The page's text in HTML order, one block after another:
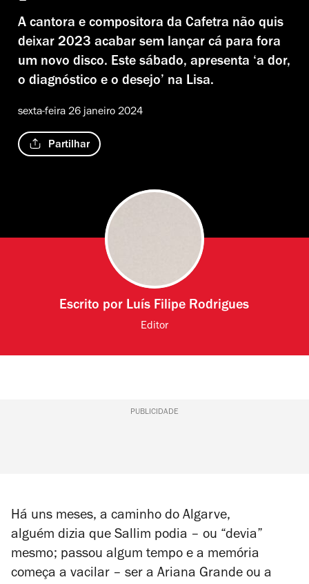
A cantora e compositora da Cafetra não quis
deixar 2023 acabar sem lançar cá para fora
um novo disco. Este sábado, apresenta ‘a dor,
o diagnóstico e o desejo’ na Lisa.
sexta-feira 26 janeiro 2024
Partilhar
Escrito por Luís Filipe Rodrigues
Editor
PUBLICIDADE
Há uns meses, a caminho do Algarve,
alguém dizia que Sallim podia – ou “devia”
mesmo; passou algum tempo e a memória
começa a vacilar – ser a Ariana Grande ou a